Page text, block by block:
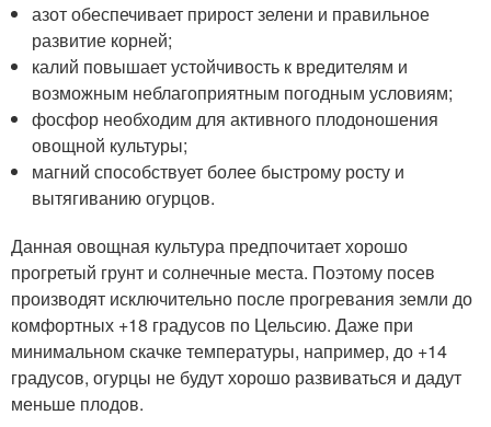
азот обеспечивает прирост зелени и правильное
развитие корней;
калий повышает устойчивость к вредителям и
возможным неблагоприятным погодным условиям;
фосфор необходим для активного плодоношения
овощной культуры;
магний способствует более быстрому росту и
вытягиванию огурцов.
Данная овощная культура предпочитает хорошо
прогретый грунт и солнечные места. Поэтому посев
производят исключительно после прогревания земли до
комфортных +18 градусов по Цельсию. Даже при
минимальном скачке температуры, например, до +14
градусов, огурцы не будут хорошо развиваться и дадут
меньше плодов.